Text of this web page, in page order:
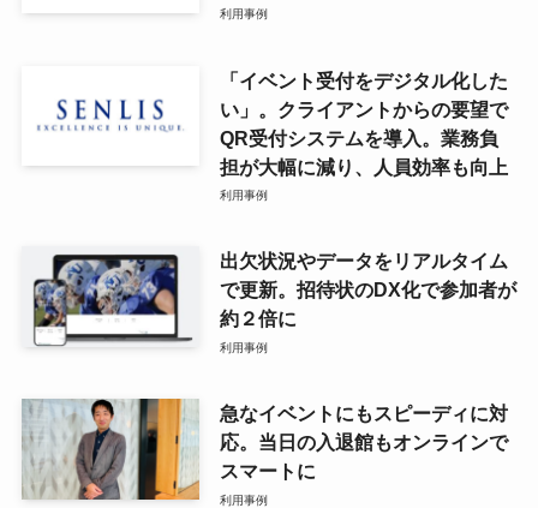
利用事例
「イベント受付をデジタル化した
い」。クライアントからの要望で
QR受付システムを導入。業務負
担が大幅に減り、人員効率も向上
利用事例
出欠状況やデータをリアルタイム
で更新。招待状のDX化で参加者が
約２倍に
利用事例
急なイベントにもスピーディに対
応。当日の入退館もオンラインで
スマートに
利用事例